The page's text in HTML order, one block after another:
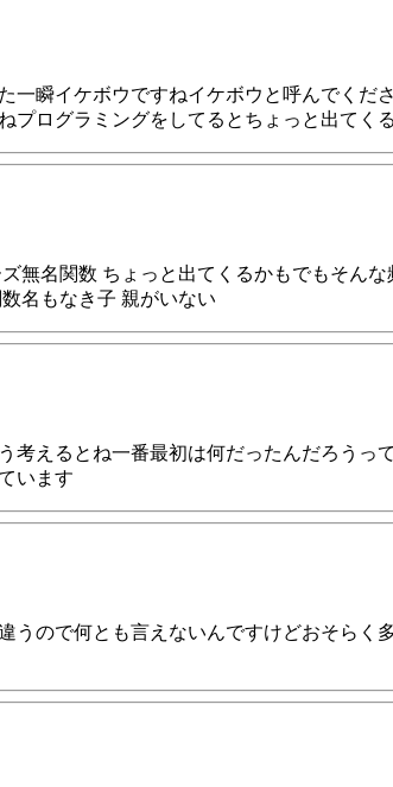
一瞬イケボウですねイケボウと呼んでく
プログラミングをしてるとちょっと出てくる
無名関数 ちょっと出てくるかもでもそん
名もなき子 親がいない
考えるとね一番最初は何だったんだろう
います
うので何とも言えないんですけどおそらく